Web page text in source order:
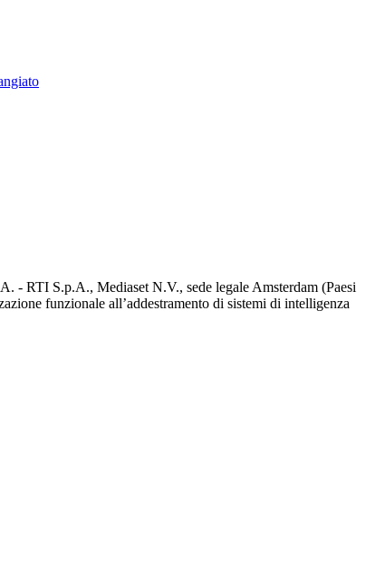
- RTI S.p.A., Mediaset N.V., sede legale Amsterdam (Paesi
funzionale all’addestramento di sistemi di intelligenza